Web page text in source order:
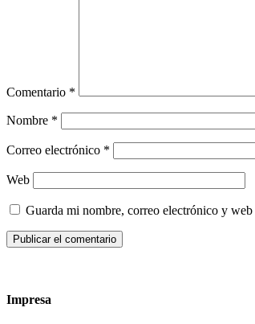
Comentario *
Nombre *
Correo electrónico *
Web
Guarda mi nombre, correo electrónico y
Impresa